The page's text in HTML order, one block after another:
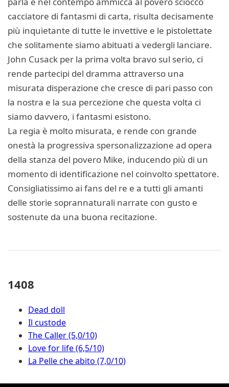
cacciatore di fantasmi di carta, risulta decisamente
più inquietante di tutte le invettive e le pistolettate
che solitamente siamo abituati a vedergli lanciare.
John Cusack per la prima volta bravo sul serio, ci
rende partecipi del dramma attraverso una
misurata disperazione che cresce di pari passo con
la nostra e la sua percezione che questa volta ci
siamo davvero, i fantasmi esistono.
La regia è molto misurata, e rende con grande
onestà la progressiva spersonalizzazione ad opera
della stanza del povero Mike, inducendo più di un
momento di identificazione nel coinvolto spettatore.
Consigliatissimo ai fans del re e a tutti gli amanti
delle storie soprannaturali narrate con gusto e
sostenute da una buona recitazione.
1408
Dead doll
Il custode
The Caller (5,0/10)
Love for life (6,5/10)
La Pelle che abito (7,0/10)